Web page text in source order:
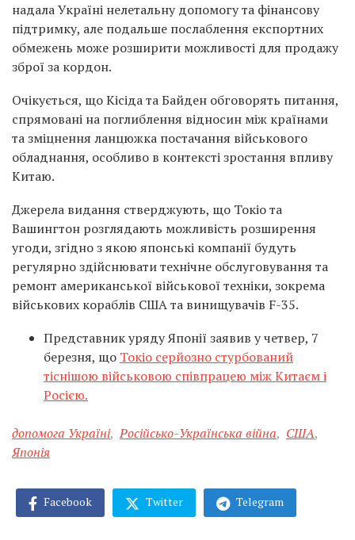
надала Україні нелетальну допомогу та фінансову
підтримку, але подальше послаблення експортних
обмежень може розширити можливості для продажу
зброї за кордон.
Очікується, що Кісіда та Байден обговорять питання,
спрямовані на поглиблення відносин між країнами
та зміцнення ланцюжка постачання військового
обладнання, особливо в контексті зростання впливу
Китаю.
Джерела видання стверджують, що Токіо та
Вашингтон розглядають можливість розширення
угоди, згідно з якою японські компанії будуть
регулярно здійснювати технічне обслуговування та
ремонт американської військової техніки, зокрема
військових кораблів США та винищувачів F-35.
Представник уряду Японії заявив у четвер, 7
березня, що Токіо серйозно стурбований
тіснішою військовою співпрацею між Китаєм і
Росією.
допомога Україні, Російсько-Українська війна, США,
Японія
Facebook Twitter Telegram